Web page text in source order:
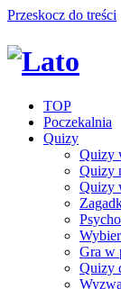
Przeskocz do treści
TOP
Poczekalnia
Quizy
Quizy
Quizy
Quizy
Gra w
Quizy